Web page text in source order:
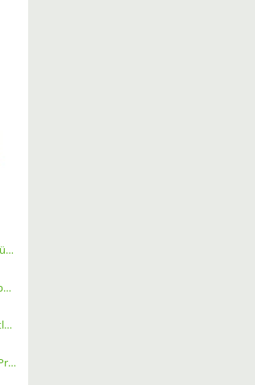
Homeoffice Nebenjob für Datenerfassung & Terminmanagement – 100 % Remote als Freelancer m/w/d
Telefonischer Vertriebspartner
Testleserinnen und Testleser für neues Buch gesucht
Meta Ads / Google Ads Profi (m/w/d)